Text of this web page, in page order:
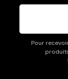
Pour